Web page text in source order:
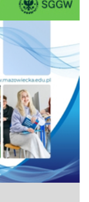
26 24
37 45 64,9
26 30
35 36 63,7